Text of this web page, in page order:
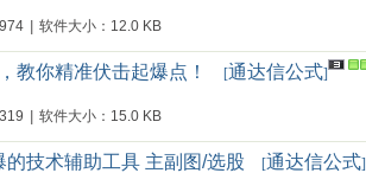
软件大小：12.0 KB
教你精准伏击起爆点！ [通达信公式]
软件大小：15.0 KB
技术辅助工具 主副图/选股 [通达信公式]